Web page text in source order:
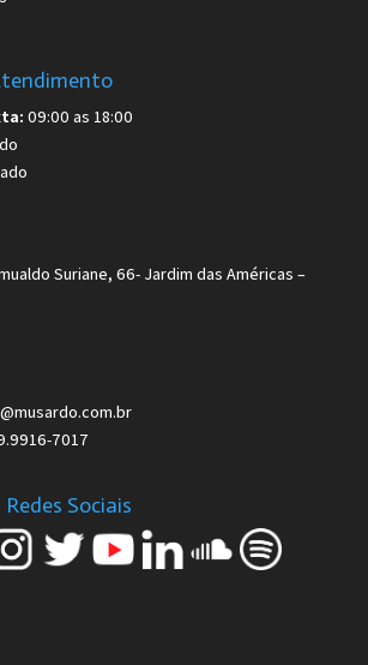
09:00 as 18:00
Suriane, 66- Jardim das Américas –
7017
Sociais